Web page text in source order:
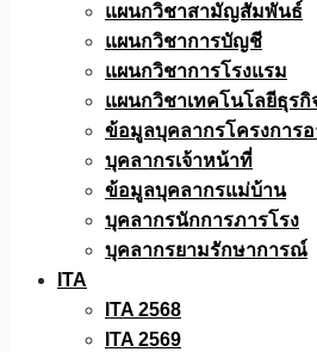
แผนกวิชาสามัญสัมพันธ์
แผนกวิชาการบัญชี
แผนกวิชาการโรงแรม
แผนกวิชาเทคโนโลยีธุรกิ
ข้อมูลบุคลากรโครงการ
บุคลากรเจ้าหน้าที่
ข้อมูลบุคลากรแม่บ้าน
บุคลากรนักการภารโรง
บุคลากรยามรักษาการณ์
ITA
ITA 2568
ITA 2569